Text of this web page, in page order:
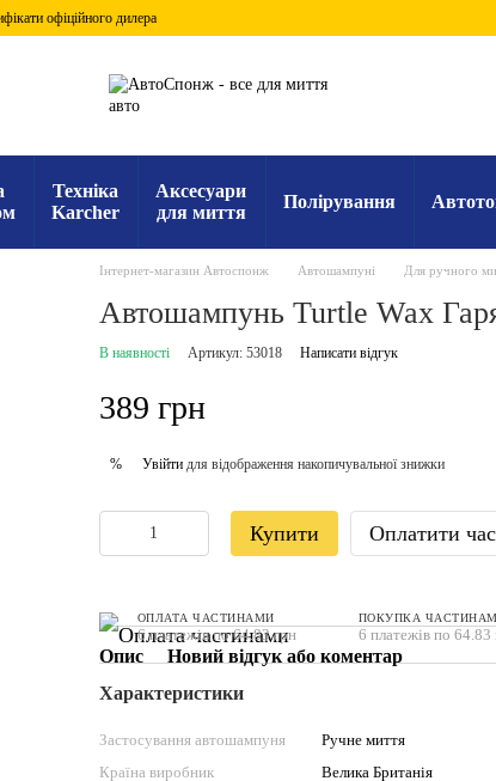
офіційного дилера
Техніка
Karcher
Аксесуари
для миття
Полірування
Інтернет-магазин Автоспонж Автошампуні Для ручного
Автошампунь Turtle Wax
В наявності Артикул: 53018 Написати відгук
389 грн
% Увійтидля відображення накопичувальної знижки
Купити Оплатити
ОПЛАТА ЧАСТИНАМИ
6 платежів по 64.83 грн
ПОКУПКА
6 платежів по 64.83
Опис
Новий відгук або коментар
Характеристики
Застосування автошампуня
Ручне миття
Країна виробник
Велика Британія